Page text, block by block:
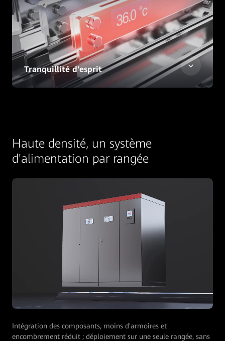
Tranquillité d'esprit
Haute densité, un système
d'alimentation par rangée
Intégration des composants, moins d'armoires et
encombrement réduit ; déploiement sur une seule rangée, sans